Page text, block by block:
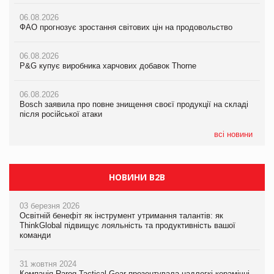
06.08.2026
ФАО прогнозує зростання світових цін на продовольство
06.08.2026
P&G купує виробника харчових добавок Thorne
06.08.2026
Bosch заявила про повне знищення своєї продукції на складі
після російської атаки
всі новини
05.08.2026
новинки від ТМ ТОКЕРИ
Сергій Лісунов про заморожені хлібобулочні вироби на
06.08.2026
ФАО прогнозує зростання світових цін на продовольство
06.08.2026
P&G купує виробника харчових добавок Thorne
06.08.2026
Bosch заявила про повне знищення своєї продукції на складі
після російської атаки
НОВИНИ B2B
03 березня 2026
Освітній бенефіт як інструмент утримання талантів: як
ThinkGlobal підвищує лояльність та продуктивність вашої
команди
31 жовтня 2024